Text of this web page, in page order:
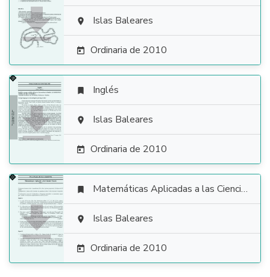
  Islas Baleares
 Ordinaria de 2010

 Inglés
 Islas Baleares
 Ordinaria de 2010

 Matemáticas Aplicadas a las Ciencias Sociales
 Islas Baleares
 Ordinaria de 2010